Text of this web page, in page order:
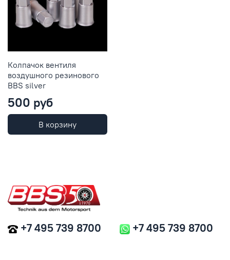
Колпачок вентиля
воздушного резинового
BBS silver
500 руб
В корзину
+7 495 739 8700 +7 495 739 8700